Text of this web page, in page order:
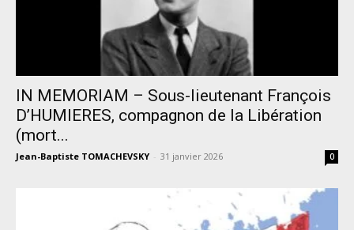
IN MEMORIAM – Sous-lieutenant François
D’HUMIERES, compagnon de la Libération
(mort...
Jean-Baptiste TOMACHEVSKY - 31 janvier 2026 0